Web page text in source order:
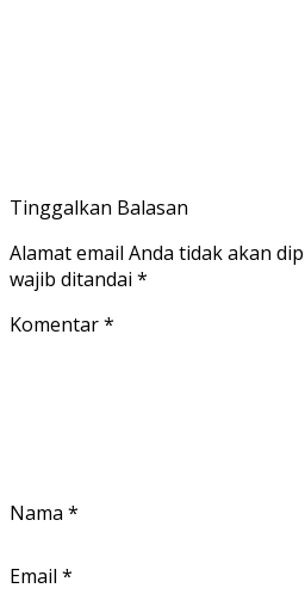
Tinggalkan Balasan
Alamat email Anda tidak akan
wajib ditandai *
Komentar*
Nama *
Email *